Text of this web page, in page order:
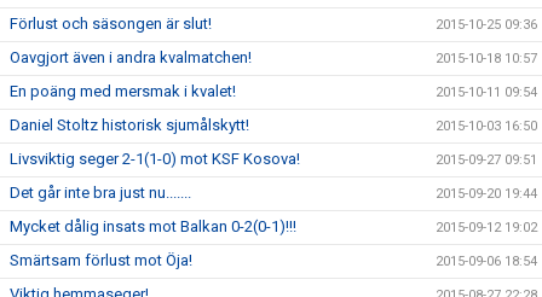
Förlust och säsongen är slut! 2015-10-25 09:36
Oavgjort även i andra kvalmatchen! 2015-10-18 10:57
En poäng med mersmak i kvalet! 2015-10-11 09:54
Daniel Stoltz historisk sjumålskytt! 2015-10-03 16:50
Livsviktig seger 2-1(1-0) mot KSF Kosova! 2015-09-27 09:51
Det går inte bra just nu....... 2015-09-20 19:44
Mycket dålig insats mot Balkan 0-2(0-1)!!! 2015-09-12 19:02
Smärtsam förlust mot Öja! 2015-09-06 18:54